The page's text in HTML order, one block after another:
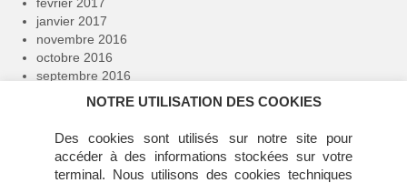
janvier 2017
novembre 2016
octobre 2016
septembre 2016
avril 2016
janvier 2016
décembre 2015
novembre 2015
NOTRE UTILISATION DES COOKIES
Des cookies sont utilisés sur notre site pour
accéder à des informations stockées sur votre
terminal. Nous utilisons des cookies techniques